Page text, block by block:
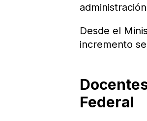
Desde el
incremento
Federal